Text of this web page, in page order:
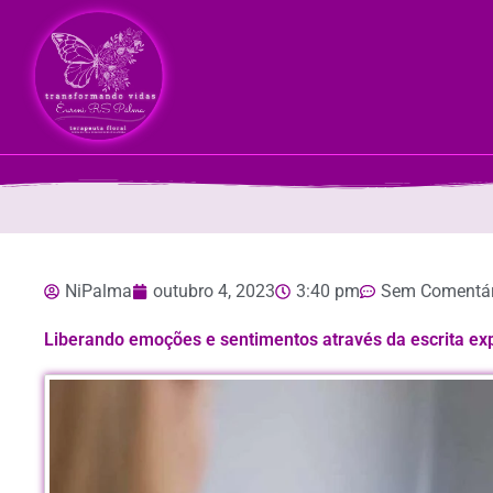
NiPalma outubro 4, 2023 3:40 pm Sem
Liberando emoções e sentimentos através da escrita